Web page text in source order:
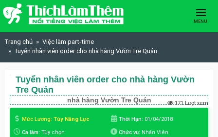
Skip to content
MENU
Trang chủ
Việc làm part-time
Tuyển nhân viên order cho nhà hàng Vườn Tre Quán
Tuyển nhân viên order cho nhà hàng Vườn
Tre Quán
nhà hàng Vườn Tre Quán 171 Lượt xem
Mức Lương: Tùy Năng Lực Thời Hạn: 01/04/2018
Ca làm: Tùy chọn Chức vụ: Nhân Viên